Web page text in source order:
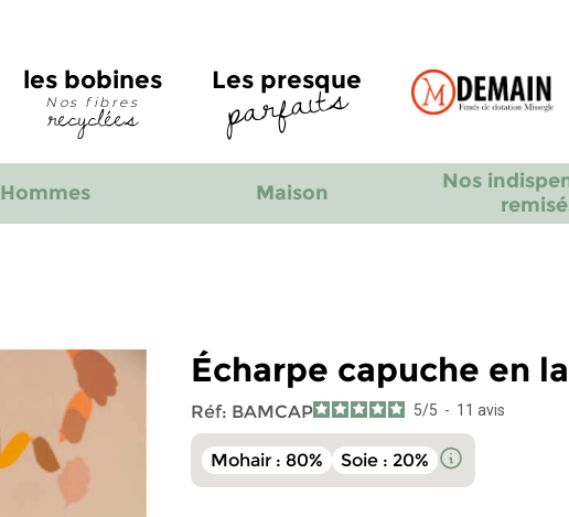
les bobines
Nos fibres
recyclées
Les presque
parfaits
Hommes Maison
Nos
Écharpe capuche en
Réf: BAMCAP 5/5 - 11 avis
Mohair : 80% Soie : 20%